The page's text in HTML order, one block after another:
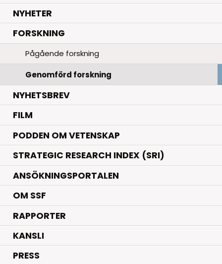
NYHETER.
FORSKNING.
Pågående forskning
Genomförd forskning
NYHETSBREV
FILM
PODDEN OM VETENSKAP
STRATEGIC RESEARCH INDEX (SRI)
ANSÖKNINGSPORTALEN
OM SSF
RAPPORTER
KANSLI
PRESS